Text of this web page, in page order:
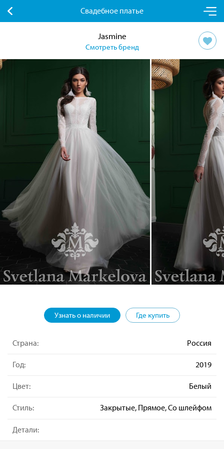
Свадебное платье
Jasmine
Смотреть бренд
Узнать о наличии Где купить
Страна: Россия
Год: 2019
Цвет: Белый
Стиль: Закрытые, Прямое, Со шлейфом
Детали: